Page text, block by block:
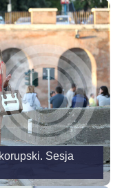
Sesja